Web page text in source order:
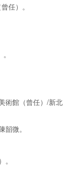
任）。
術館（曾任）/新北
微。